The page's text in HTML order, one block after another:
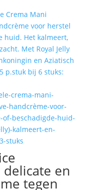
Crema Mani
voor herstel
huid. Het kalmeert,
Met Royal Jelly
en Aziatisch
p.stuk bij 6 stuks:
en
tegen